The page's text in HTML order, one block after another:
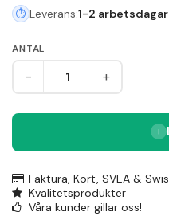
Leverans:1-2 arbetsdagar
ANTAL
- +
Faktura, Kort, SVEA &
Kvalitetsprodukter
Våra kunder gillar oss!